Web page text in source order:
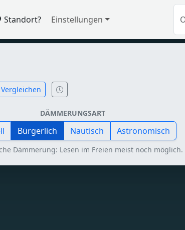
Standort? Einstellungen
DÄMMERUNGSART
Bürgerlich Nautisch Astronomisch
Dämmerung: Lesen im Freien meist noch möglich.